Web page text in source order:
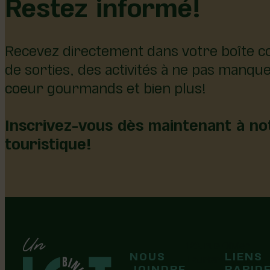
Recevez directement dans votre boîte
de sorties, des activités à ne pas
coeur gourmands et bien plus!
Inscrivez-vous dès maintenant à
touristique!
NOUS
Laurier-Station
LIENS